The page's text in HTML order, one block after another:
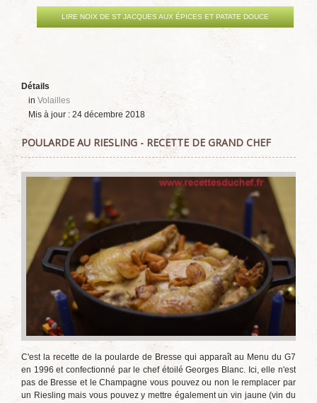
LIRE NOIX DE ST JACQUES AUX ÉPICES ET PATATE DOUCE
Détails
in Volailles
Mis à jour : 24 décembre 2018
POULARDE AU RIESLING - RECETTE DE GRAND CHEF
C'est la recette de la poularde de Bresse qui apparaît au Menu du G7
en 1996 et confectionné par le chef étoilé Georges Blanc. Ici, elle n'est
pas de Bresse et le Champagne vous pouvez ou non le remplacer par
un Riesling mais vous pouvez y mettre également un vin jaune (vin du